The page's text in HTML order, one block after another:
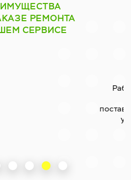
РЕМОНТА
СЕРВИСЕ
запчастей
много лет